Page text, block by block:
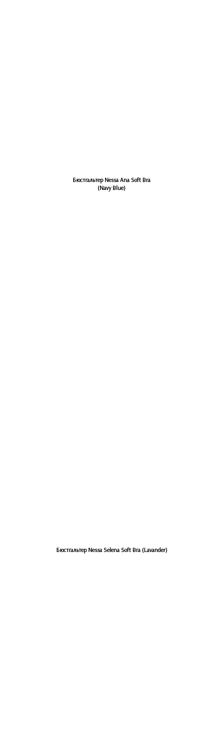
Бюстгальтер Nessa Ana Soft Bra
(Navy Blue)
Бюстгальтер Nessa Selena Soft Bra (Lavander)